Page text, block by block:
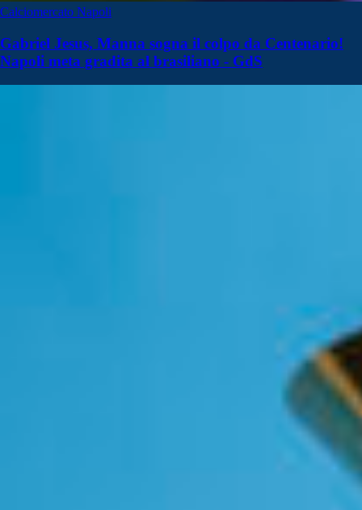
Calciomercato Napoli
Gabriel Jesus, Manna sogna il colpo da Centenario!
Napoli meta gradita al brasiliano - GdS